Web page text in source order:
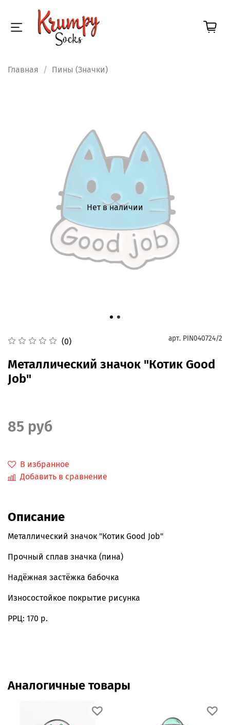
Главная Пины (Значки)
Нет в наличии
(0) арт. PIN040724/2
Металлический значок "Котик Good
Job"
85 руб
В избранное
Добавить в сравнение
Описание
Металлический значок "Котик Good Job"
Прочный сплав значка (пина)
Надёжная застёжка бабочка
Износостойкое покрытие рисунка
РРЦ: 170 р.
Аналогичные товары